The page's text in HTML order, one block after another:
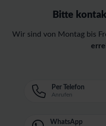
Bitte
Wir sind von Montag bis
Per Telefon
Anrufen
WhatsApp